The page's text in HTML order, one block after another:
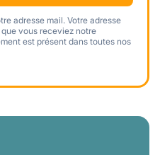
adresse mail. Votre adresse
vous receviez notre
est présent dans toutes nos